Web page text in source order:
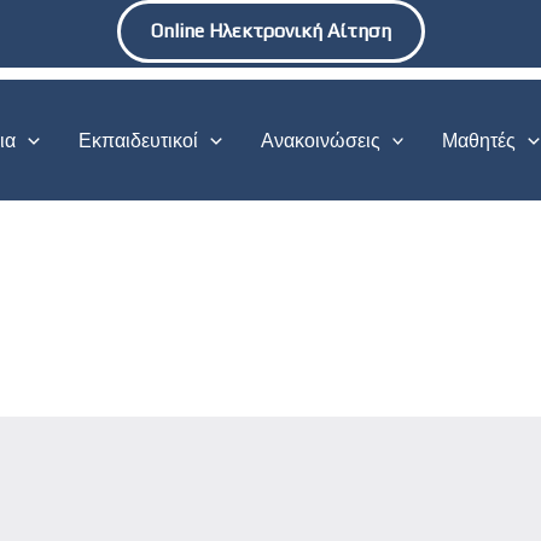
Online Ηλεκτρονική Αίτηση
Εκπαιδευτικοί Ανακοινώσεις Μαθητές